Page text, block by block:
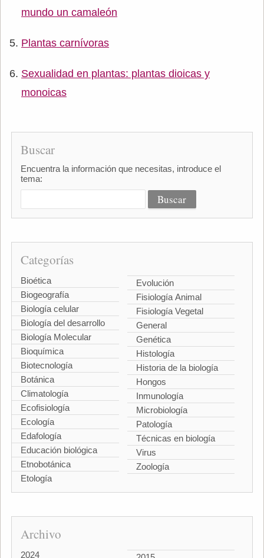
mundo un camaleón
Plantas carnívoras
Sexualidad en plantas: plantas dioicas y
monoicas
Buscar
Encuentra la información que necesitas, introduce el
tema:
Categorías
Bioética
Biogeografía
Biología celular
Biología del desarrollo
Biología Molecular
Bioquímica
Biotecnología
Botánica
Climatología
Ecofisiología
Ecología
Edafología
Educación biológica
Etnobotánica
Etología
Evolución
Fisiología Animal
Fisiología Vegetal
General
Genética
Histología
Historia de la biología
Hongos
Inmunología
Microbiología
Patología
Técnicas en biología
Virus
Zoología
Archivo
2024